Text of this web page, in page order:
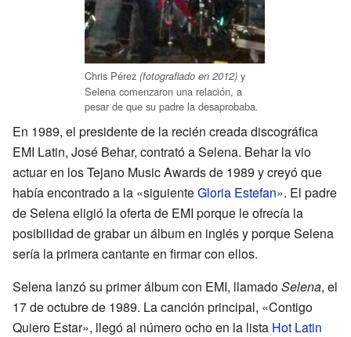
Chris Pérez (fotografiado en 2012) y
Selena comenzaron una relación, a
pesar de que su padre la desaprobaba.
En 1989, el presidente de la recién creada discográfica
EMI Latin, José Behar, contrató a Selena. Behar la vio
actuar en los Tejano Music Awards de 1989 y creyó que
había encontrado a la «siguienteGloria Estefan». El padre
de Selena eligió la oferta de EMI porque le ofrecía la
posibilidad de grabar un álbum en inglés y porque Selena
sería la primera cantante en firmar con ellos.
Selena lanzó su primer álbum con EMI, llamadoSelena, el
17 de octubre de 1989. La canción principal, «Contigo
Quiero Estar», llegó al número ocho en la lista Hot Latin